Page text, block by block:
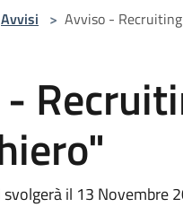
Avvisi > Avviso -
il 13 Novembre